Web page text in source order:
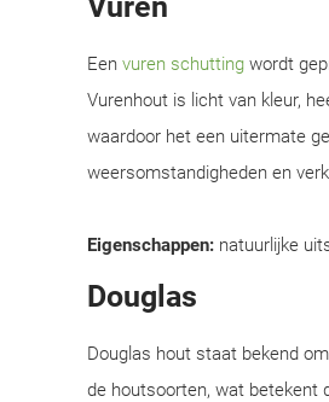
Een vuren schutting wordt
Vurenhout is licht van kleur,
waardoor het een uitermate
weersomstandigheden en
Eigenschappen: natuurlijke
Douglas
Douglas hout staat bekend
de houtsoorten, wat betekent